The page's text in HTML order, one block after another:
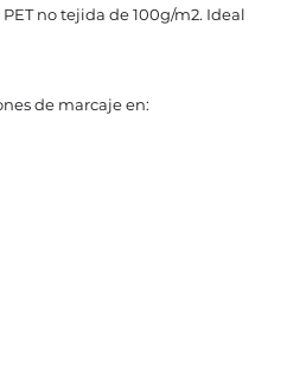
no tejida de 100g/m2. Ideal
de marcaje en: